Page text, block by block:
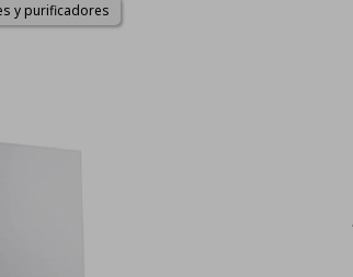
y purificadores